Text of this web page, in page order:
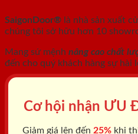
SaigonDoor® là nhà sản xuất
chúng tôi sở hữu hơn 10
Mang sứ mệnh nâng cao chất
đến cho quý khách hàng sự
Cơ hội nhận ƯU
Giảm giá lên đến 25% khi